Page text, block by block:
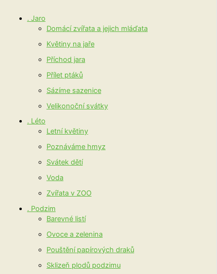
. Jaro
Domácí zvířata a jejich mláďata
Květiny na jaře
Příchod jara
Přílet ptáků
Sázíme sazenice
Velikonoční svátky
. Léto
Letní květiny
Poznáváme hmyz
Svátek dětí
Voda
Zvířata v ZOO
. Podzim
Barevné listí
Ovoce a zelenina
Pouštění papírových draků
Sklizeň plodů podzimu